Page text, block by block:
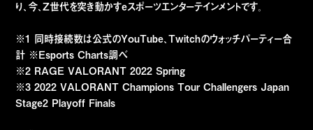
り、今、Z世代を突き動かすeスポーツエンターテインメントです。
※1 同時接続数は公式のYouTube、Twitchのウォッチパーティー合
計 ※Esports Charts調べ
※2 RAGE VALORANT 2022 Spring
※3 2022 VALORANT Champions Tour Challengers Japan
Stage2 Playoff Finals